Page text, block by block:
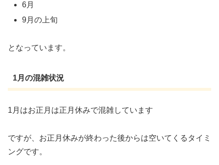
6月
9月の上旬
となっています。
1月の混雑状況
1月はお正月は正月休みで混雑しています
ですが、お正月休みが終わった後からは空いてくるタイミ
ングです。